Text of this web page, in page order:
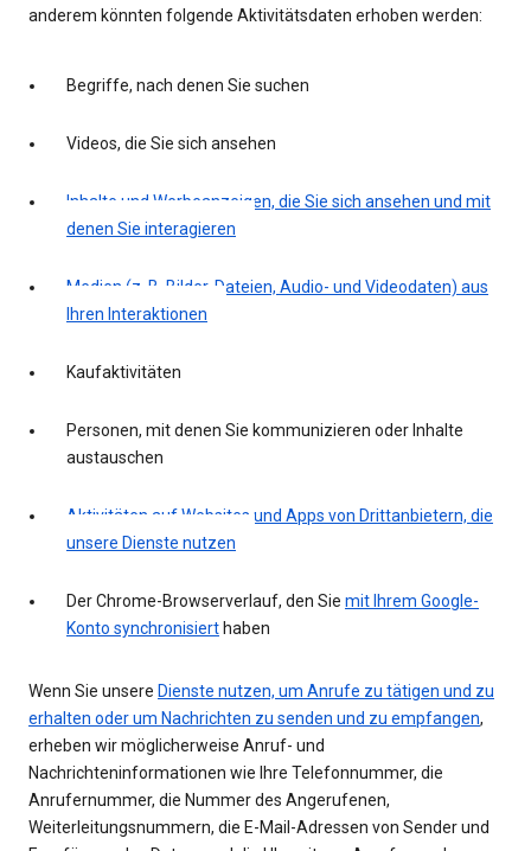
anderem könnten folgende Aktivitätsdaten erhoben werden:
Begriffe, nach denen Sie suchen
Videos, die Sie sich ansehen
Inhalte und Werbeanzeigen, die Sie sich ansehen und mit
denen Sie interagieren
Medien (z. B. Bilder, Dateien, Audio- und Videodaten) aus
Ihren Interaktionen
Kaufaktivitäten
Personen, mit denen Sie kommunizieren oder Inhalte
austauschen
Aktivitäten auf Websites und Apps von Drittanbietern, die
unsere Dienste nutzen
Der Chrome-Browserverlauf, den Sie mit Ihrem Google-
Konto synchronisiert haben
Wenn Sie unsere Dienste nutzen, um Anrufe zu tätigen und zu
erhalten oder um Nachrichten zu senden und zu empfangen,
erheben wir möglicherweise Anruf- und
Nachrichteninformationen wie Ihre Telefonnummer, die
Anrufernummer, die Nummer des Angerufenen,
Weiterleitungsnummern, die E-Mail-Adressen von Sender und